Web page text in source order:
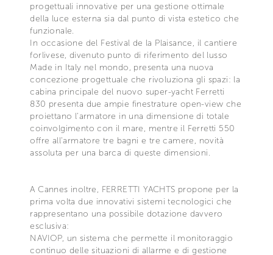
progettuali innovative per una gestione ottimale
della luce esterna sia dal punto di vista estetico che
funzionale.
In occasione del Festival de la Plaisance, il cantiere
forlivese, divenuto punto di riferimento del lusso
Made in Italy nel mondo, presenta una nuova
concezione progettuale che rivoluziona gli spazi: la
cabina principale del nuovo super-yacht Ferretti
830 presenta due ampie finestrature open-view che
proiettano l'armatore in una dimensione di totale
coinvolgimento con il mare, mentre il Ferretti 550
offre all'armatore tre bagni e tre camere, novità
assoluta per una barca di queste dimensioni.
A Cannes inoltre, FERRETTI YACHTS propone per la
prima volta due innovativi sistemi tecnologici che
rappresentano una possibile dotazione davvero
esclusiva:
NAVIOP, un sistema che permette il monitoraggio
continuo delle situazioni di allarme e di gestione